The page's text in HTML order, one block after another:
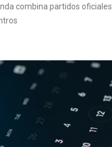
combina partidos